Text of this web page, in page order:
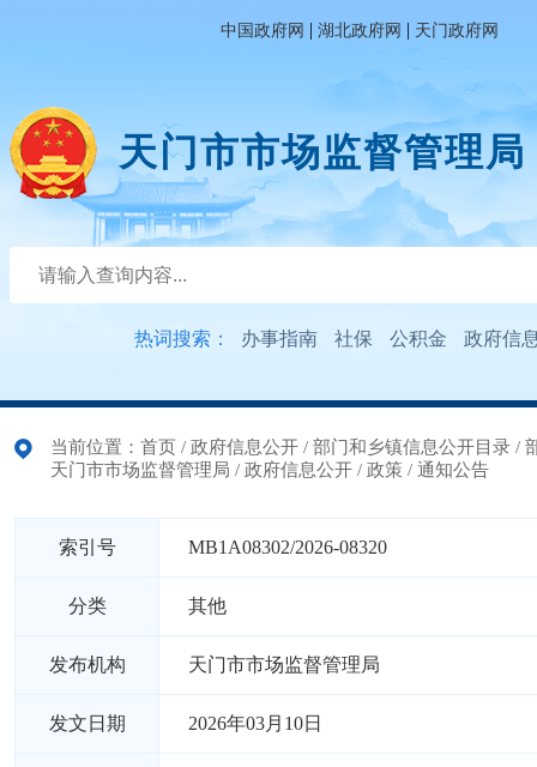
中国政府网 | 湖北政府网 | 天门政府网
天门市市场监督管理局
热词搜索： 办事指南 社保 公积金 政府信
当前位置： 首页 / 政府信息公开 / 部门和乡镇信息公开目录 /
天门市市场监督管理局 / 政府信息公开 / 政策 / 通知公告
索引号 MB1A08302/2026-08320
分类 其他
发布机构 天门市市场监督管理局
发文日期 2026年03月10日